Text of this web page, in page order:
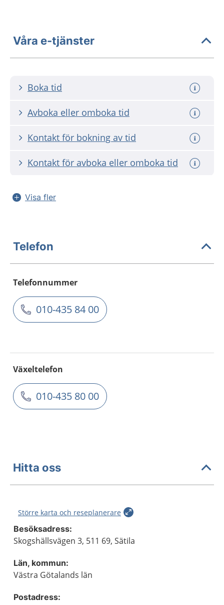
Våra e-tjänster
Boka tid
Avboka eller omboka tid
Kontakt för bokning av tid
Kontakt för avboka eller omboka tid
Visa fler
Telefon
Telefonnummer
010-435 84 00
Växeltelefon
010-435 80 00
Hitta oss
Större karta och reseplanerare
Besöksadress:
Skogshällsvägen 3, 511 69, Sätila
Län, kommun:
Västra Götalands län
Postadress: